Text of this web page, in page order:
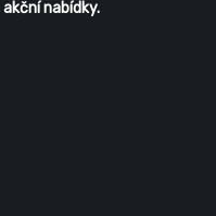
nabídky.